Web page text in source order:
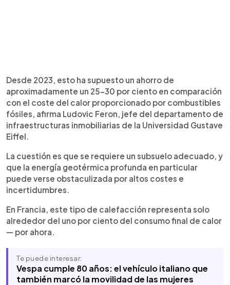
Desde 2023, esto ha supuesto un ahorro de
aproximadamente un 25-30 por ciento en comparación
con el coste del calor proporcionado por combustibles
fósiles, afirma Ludovic Feron, jefe del departamento de
infraestructuras inmobiliarias de la Universidad Gustave
Eiffel.
La cuestión es que se requiere un subsuelo adecuado, y
que la energía geotérmica profunda en particular
puede verse obstaculizada por altos costes e
incertidumbres.
En Francia, este tipo de calefacción representa solo
alrededor del uno por ciento del consumo final de calor
— por ahora.
Te puede interesar:
Vespa cumple 80 años: el vehículo italiano que
también marcó la movilidad de las mujeres